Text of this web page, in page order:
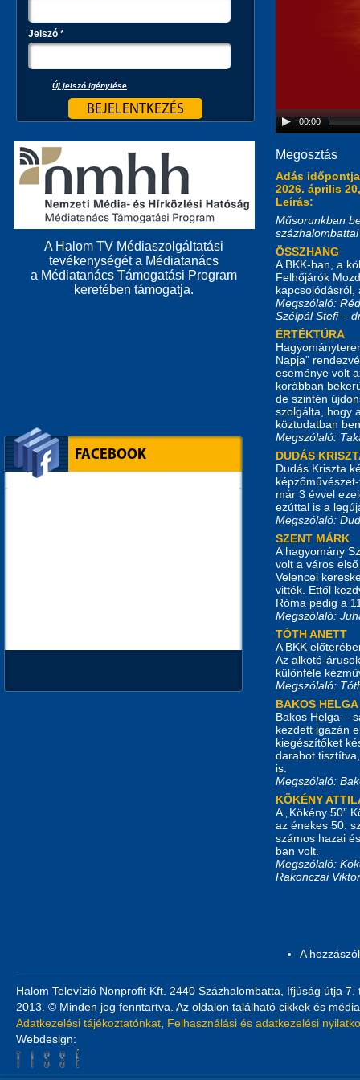
00:00
Megosztás
Adás
2026. április
Leírás:
Műsorunkban
ÖSSZHANG
A BKK-ban, a
Felhőjárók
kapcsolódásról,
Megszólaló:
Szélpál Stefi –
ÉRTÉKTÚRA
Napja”
eseménye volt
korábban
de szintén
szolgálta, hogy
köztudatban
Megszólaló:
DUDÁS
Dudás Kriszta
már 3 évvel
ezúttal is a
Megszólaló:
SZENT MÁRK
A hagyomány
volt a város
Velencei
vitték. Ettől
Róma pedig a
Megszólaló:
TÓTH ANETT
A BKK
Az alkotó-
különféle
Megszólaló:
BAKOS HELGA
Bakos Helga –
kezdett igazán
kiegészítőket
darabot
is.
Megszólaló:
KÖKÉNY
A „Kökény 50”
az énekes 50.
számos hazai
ban volt.
Megszólaló:
Rakonczai
A
Jelszó *
Új jelszó igénylése
A Halom TV Médiaszolgáltatási
tevékenységét a Médiatanács
a Médiatanács Támogatási Program
keretében támogatja.
FACEBOOK
Halom Televízió Nonprofit Kft. 2440 Százhalombatta, Ifjúság útja
2013. © Minden jog fenntartva. Az oldalon található cikkek és
Adatkezelési tájékoztatónkat Felhasználási és adatkezelési
Webdesign: